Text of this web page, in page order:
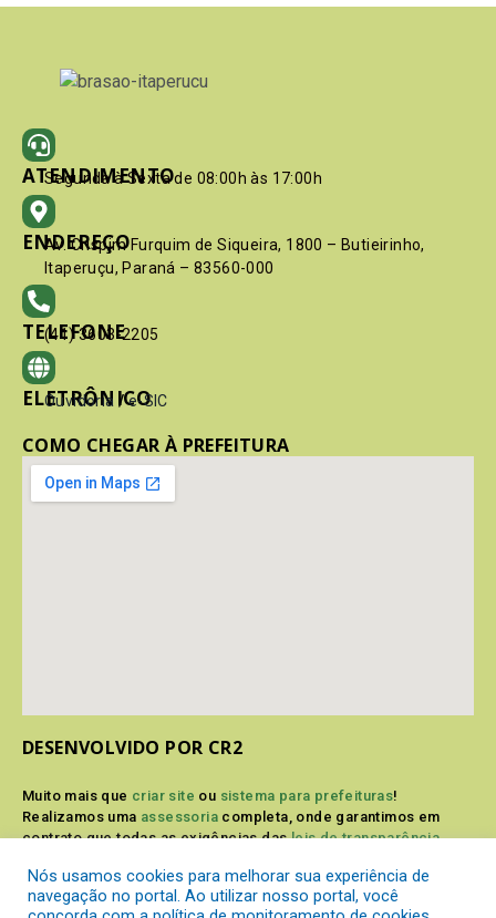
ATENDIMENTO
Segunda à Sexta de 08:00h às 17:00h
ENDEREÇO
Av. Crispim Furquim de Siqueira, 1800 – Butieirinho,
Itaperuçu, Paraná – 83560-000
TELEFONE
(41) 3603-2205
ELETRÔNICO
Ouvidoria / e-SIC
COMO CHEGAR À PREFEITURA
DESENVOLVIDO POR CR2
Muito mais que criar site ou sistema para prefeituras!
Realizamos uma assessoria completa, onde garantimos em
contrato que todas as exigências dasleis de transparência
Conheça oPNTPe oRadar da Transparência Pública
Nós usamos cookies para melhorar sua experiência de
navegação no portal. Ao utilizar nosso portal, você